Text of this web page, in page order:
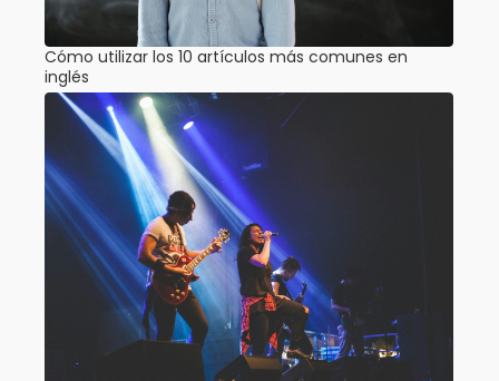
Cómo utilizar los 10 artículos más comunes en
inglés